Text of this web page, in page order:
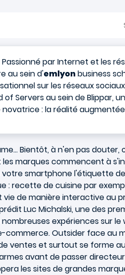
par Internet et les
au sein d'emlyonbusiness
sur les réseaux
Servers au sein de Blippar,
: la réalité
Bientôt, à n'en pas douter,
marques commencent à
votre smartphone l'étiquette
: recette de cuisine par
de manière interactive au
Luc Michalski, une des
expériences sur le
commerce. Outsider face au
ventes et surtout se forme
avant de passer
les sites de grandes